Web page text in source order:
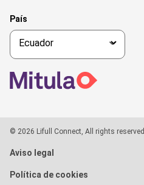
País
© 2026 Lifull Connect, All rights reserved
Aviso legal
Política de cookies